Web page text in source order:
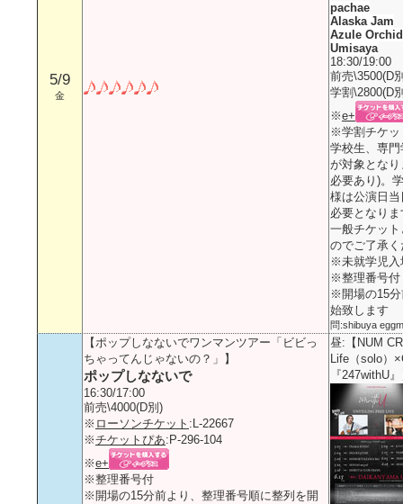
5/9
金
pachae
Alaska Jam
Azule Orchid
Umisaya
18:30/19:00
前売\3500(D
学割\2800(D
※e+
※学割チケッ
学校生、専
が対象とな
必要あり)。
様は公演日
必要となり
一般チケッ
のでご了承
※未就学児入
※整理番号付
※開場の15分
始致します
問:shibuya
【ポップしなないでワンマンツアー「ビビっ
ちゃってんじゃないの？」】
ポップしなないで
16:30/17:00
前売\4000(D別)
※ ローソンチケット :L-22667
※チケットぴあ:P-296-104
※e+
※整理番号付
※開場の15分前より、整理番号順に整列を開
昼:【NUM
Life（solo）
『247withU